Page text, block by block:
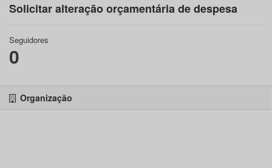
Solicitar alteração orçamentária de despesa
Seguidores
0
Organização